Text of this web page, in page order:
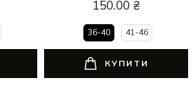
150.00 ₴
36-40 41-46
КУПИТИ